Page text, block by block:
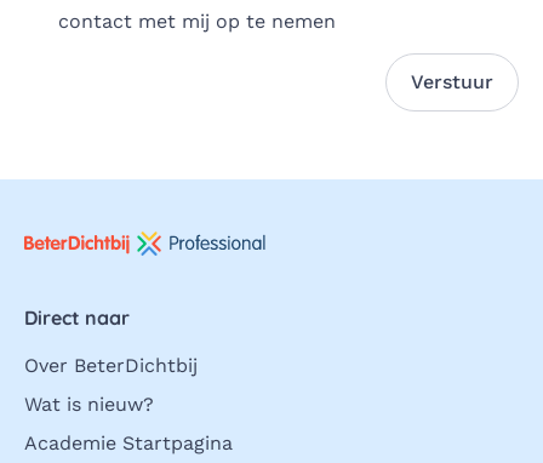
contact met mij op te nemen
Verstuur
Direct naar
Over BeterDichtbij
Wat is nieuw?
Academie Startpagina